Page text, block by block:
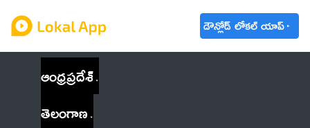
డౌన్లోడ్ లోకల్ యాప్
ఆంధ్రప్రదేశ్
తెలంగాణ